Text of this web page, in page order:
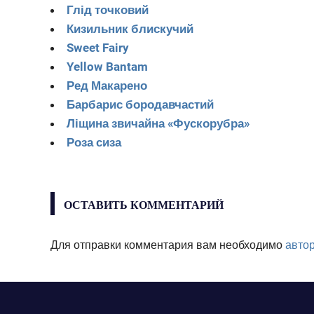
Глід точковий
Кизильник блискучий
Sweet Fairy
Yellow Bantam
Ред Макарено
Барбарис бородавчастий
Ліщина звичайна «Фускорубра»
Роза сиза
ОСТАВИТЬ КОММЕНТАРИЙ
Для отправки комментария вам необходимо